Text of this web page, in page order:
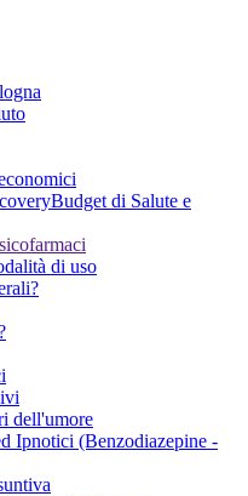
Budget di Salute e
di uso
dell'umore
Ipnotici (Benzodiazepine -